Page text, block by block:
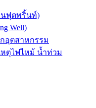
นฟุตพริ้นท์)
Well)
อุตสาหกรรม
ตุไฟไหม้ น้ำท่วม